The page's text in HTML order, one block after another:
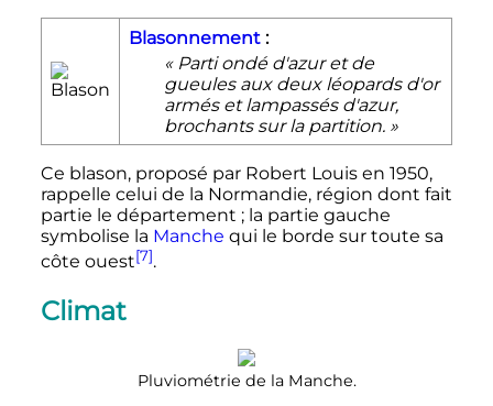
Blasonnement :
« Parti ondé d'azur et de
gueules aux deux léopards d'or
armés et lampassés d'azur,
brochants sur la partition. »
Ce blason, proposé par Robert Louis en 1950,
rappelle celui de la Normandie, région dont fait
partie le département ; la partie gauche
symbolise la Manche qui le borde sur toute sa
côte ouest[7].
Climat
Pluviométrie de la Manche.